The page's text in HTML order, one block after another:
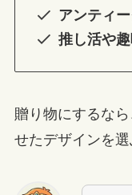
アンティ
推し活や
贈り物にするな
せたデザインを選